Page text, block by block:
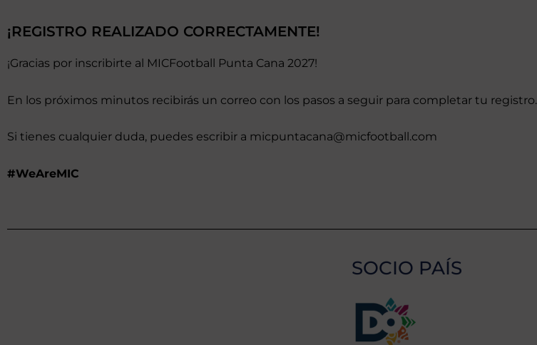
¡REGISTRO REALIZADO CORRECTAMENTE!
¡Gracias por inscribirte al MICFootball Punta Cana 2027!
En los próximos minutos recibirás un correo con los pasos a seguir para completar tu registro.
Si tienes cualquier duda, puedes escribir a micpuntacana@micfootball.com
#WeAreMIC
SOCIO PAÍS